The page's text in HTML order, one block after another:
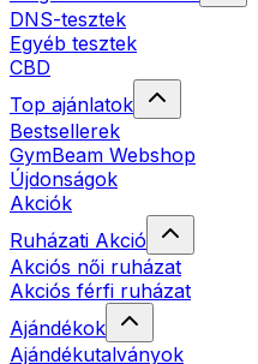
DNS-tesztek
Egyéb tesztek
CBD
Top ajánlatok
Bestsellerek
GymBeam Webshop
Újdonságok
Akciók
Ruházati Akció
Akciós női ruházat
Akciós férfi ruházat
Ajándékok
Ajándékutalványok